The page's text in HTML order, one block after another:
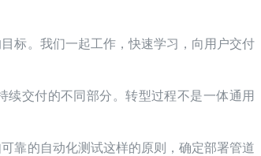
标。我们一起工作，快速学习，向用户交付
交付的不同部分。转型过程不是一体通用
靠的自动化测试这样的原则，确定部署管道